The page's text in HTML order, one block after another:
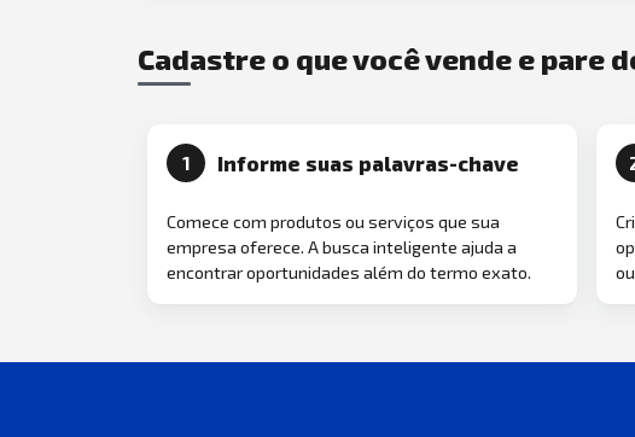
Cadastre o que você vende e pare
1 Informe suas palavras-chave
Comece com produtos ou serviços que sua
empresa oferece. A busca inteligente ajuda a
encontrar oportunidades além do termo exato.